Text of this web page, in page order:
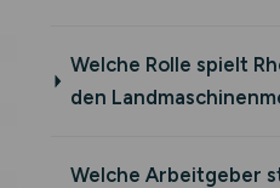
Welche Rolle spielt
den
Welche Arbeitgeber